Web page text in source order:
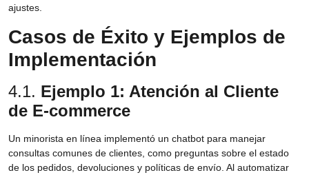
ajustes.
Casos de Éxito y Ejemplos de
Implementación
4.1. Ejemplo 1: Atención al Cliente
de E-commerce
Un minorista en línea implementó un chatbot para manejar
consultas comunes de clientes, como preguntas sobre el estado
de los pedidos, devoluciones y políticas de envío. Al automatizar